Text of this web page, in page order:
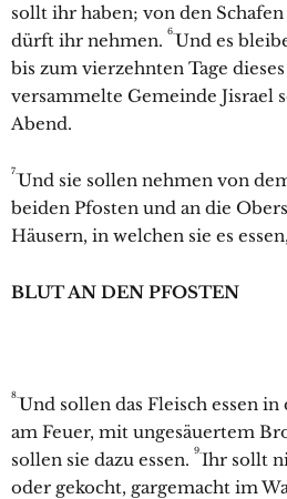
sollt ihr haben; von den
dürft ihr nehmen. 6.Und es
bis zum vierzehnten Tage
versammelte Gemeinde Jisrael
Abend.
7.Und sie sollen nehmen von
beiden Pfosten und an die
Häusern, in welchen sie es essen,
BLUT AN DEN PFOSTEN
8.Und sollen das Fleisch essen
am Feuer, mit ungesäuertem
sollen sie dazu essen. 9.Ihr sollt
oder gekocht, gargemacht im